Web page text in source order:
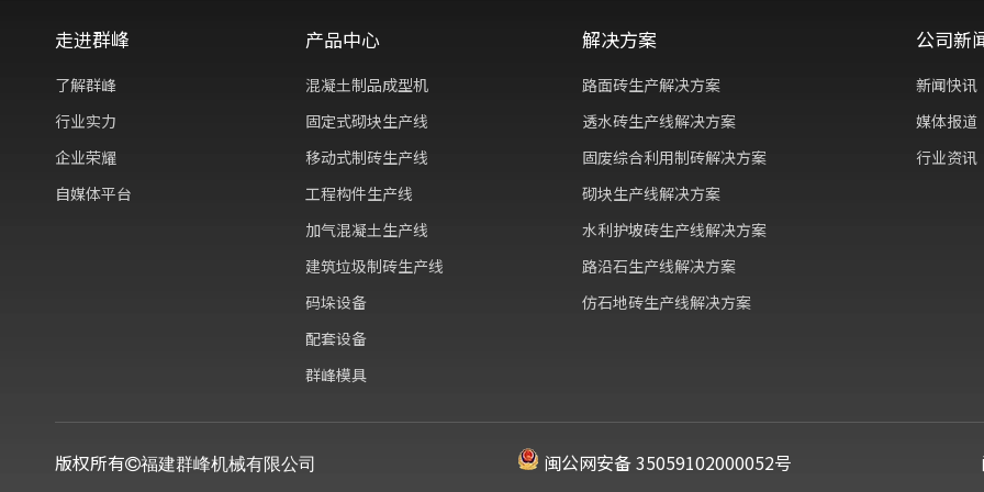
走进群峰
了解群峰
行业实力
企业荣耀
自媒体平台
产品中心
混凝土制品成型机
固定式砌块生产线
移动式制砖生产线
工程构件生产线
加气混凝土生产线
建筑垃圾制砖生产线
码垛设备
配套设备
群峰模具
解决方案
路面砖生产解决方案
透水砖生产线解决方案
固废综合利用制砖解决方案
砌块生产线解决方案
水利护坡砖生产线解决方案
路沿石生产线解决方案
仿石地砖生产线解决方案
公司新
新闻快讯
媒体报道
行业资讯
版权所有福建群峰机械有限公司 闽公网安备 35059102000052号